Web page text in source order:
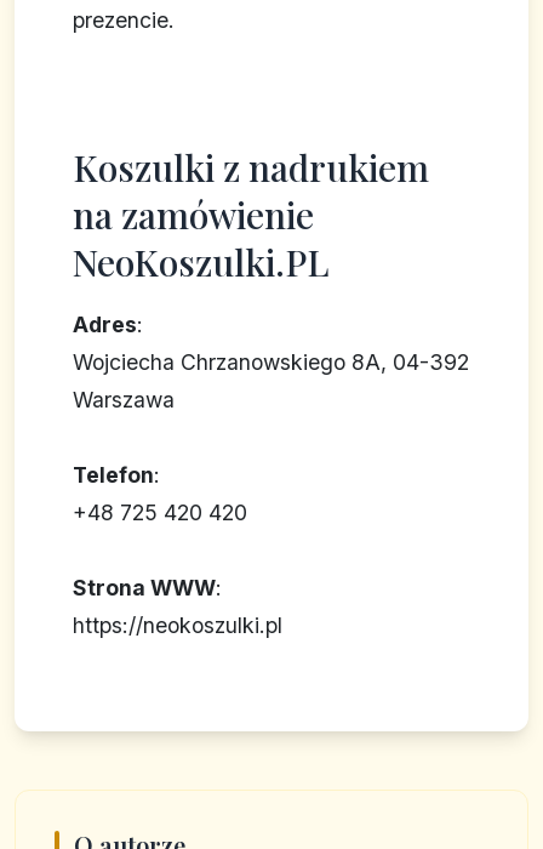
prezencie.
Koszulki z nadrukiem
na zamówienie
NeoKoszulki.PL
Adres:
Wojciecha Chrzanowskiego 8A, 04-392
Warszawa
Telefon:
+48 725 420 420
Strona WWW:
https://neokoszulki.pl